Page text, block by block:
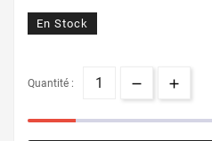
En Stock
Quantité :